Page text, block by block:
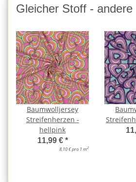
Gleicher Stoff - andere
Baumwolljersey
Streifenherzen -
hellpink
11,99 € *
8,10 € pro 1 m2